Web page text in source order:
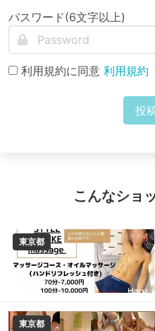
パスワード(6文字以上)
利用規約に同意 利用規約
投
こんなショ
東京都
東京都